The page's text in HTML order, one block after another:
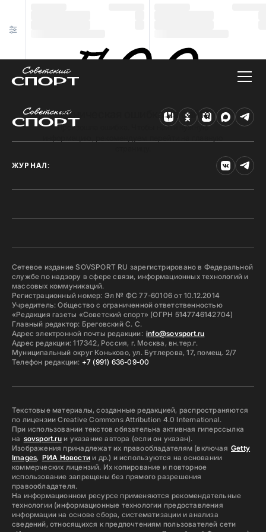
Техническая ошибка на сайте
Произошла ошибка. Чтобы найти нужную
ЖУРНАЛ:
Сетевое издание SOVSPORT RU зарегистрировано в Федеральной
службе по надзору в сфере связи, информационных технологий и
массовых коммуникаций.
Регистрационный номер: Эл № ФС 77-60106 от 10.12.2014
Учредитель: Общество с ограниченной ответственностью
«Редакция газеты «Советский спорт» (ОГРН 5147746142704)
Главный редактор: Бреговский С. С.
Адрес электронной почты редакции: info@sovsport.ru
Адрес редакции: 117342, Россия, г. Москва, вн.тер.г.
Муниципальный округ Коньково, ул. Бутлерова, 17, помещ. 2/7
Телефон редакции: +7 (991) 636-09-00
Текстовые материалы, созданные редакцией, распространяются
по лицензии Creative Commons Attribution 4.0 International.
При использовании текстов обязательна активная гиперссылка
на sovsport.ruи указание автора (если он указан).
Изображения принадлежат их правообладателям (включая Getty
Images, РИА Новостии др.) и используются на основании
коммерческих лицензий. Их копирование и повторное
использование запрещены без прямого разрешения
правообладателя.
На информационном ресурсе применяются рекомендательные
технологии (информационные технологии предоставления
информации на основе сбора, систематизации и анализа
сведений, относящихся к предпочтениям пользователей сети